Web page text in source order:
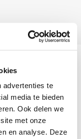
advertenties te
media te bieden
Ook delen we
met onze
en analyse. Deze
directeur
eventuele
via:
of 06-